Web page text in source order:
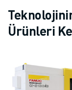
Ürünleri